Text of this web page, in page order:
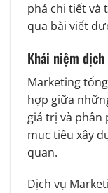
phá chi tiết và
qua bài viết
Khái niệm
Marketing
hợp giữa
giá trị và phân
mục tiêu xây
quan.
Dịch vụ